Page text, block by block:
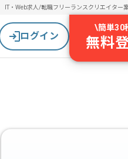
IT・Web求人/転職フリーランスクリエイター
ログイン
\簡単30
無料